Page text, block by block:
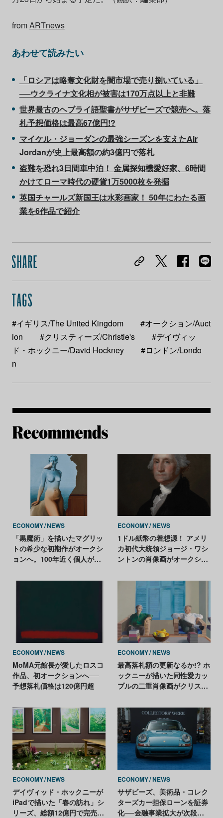
fromARTnews
あわせて読みたい
「ロシアは略奪文化財を闇市場で売り捌いている」
──ウクライナ文化相が被害は170万点以上と非難
世界最古のヘブライ語聖書がサザビーズで競売へ。落
札予想価格は最高67億円!?
マイケル・ジョーダンの最強シーズンを支えたAir
Jordanが史上最高額の約3億円で落札
盗難を恐れ3日間車中泊！ 金属探知機愛好家、6時間
かけてローマ時代の硬貨1万5000枚を発掘
英国チャールズ新国王は水彩画家！ 50年にわたる画
業を6作品で紹介
#イギリス/The United Kingdom
#オークション/Auct
ion
#クリスティーズ/Christie's
#デイヴィッ
ド・ホックニー/David Hockney
#ロンドン/Londo
n
ECONOMY NEWS
「黒魔術」を描いたマグリッ
トの希少な初期作がオークシ
ョンへ。100年近く個人が所
ECONOMY NEWS
1ドル紙幣の着想源！ アメリ
カ初代大統領ジョージ・ワシ
ントンの肖像画がオークショ
ECONOMY NEWS
MoMA元館長が愛したロスコ
作品、初オークションへ──
予想落札価格は120億円超
ECONOMY NEWS
最高落札額の更新なるか!? ホ
ックニーが描いた同性愛カッ
プルの二重肖像画がクリステ
ECONOMY NEWS
デイヴィッド・ホックニーが
iPadで描いた「春の訪れ」シ
リーズ、総額12億円で完売。
ECONOMY NEWS
サザビーズ、美術品・コレク
ターズカー担保ローンを証券
化──金融事業拡大が次段階